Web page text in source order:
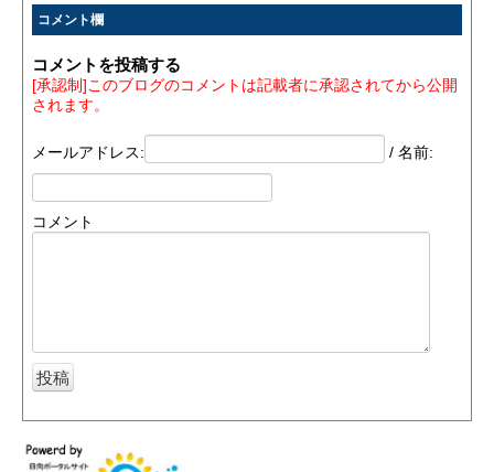
コメント欄
コメントを投稿する
[承認制]このブログのコメントは記載者に承認されてから公開
されます。
メールアドレス: / 名前:
コメント